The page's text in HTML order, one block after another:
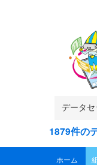
1879件の
ホーム